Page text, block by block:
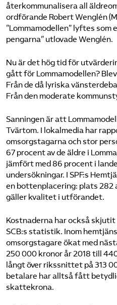
återkommunalisera all
ordförande Robert Wenglén
”Lomma­modellen” lyftes som
pengarna” utlovade Wenglén.
Nu är det hög tid för
gått för Lomma­modellen?
Från de då lyriska
Från den moderate
Sanningen är att
Tvärtom. I lokalmedia har
omsorgstagarna och stor
67 procent av de äldre i
jämfört med 86 procent i
undersökningar. I SPF:s
en botten­placering: plats 282
gäller kvalitet i utförandet.
Kostnaderna har också
SCB:s statistik. Inom
omsorgs­tagare ökat med
250 000 kronor år 2018 till
långt över rikssnittet på 313
betalare har alltså fått
skattekrona.